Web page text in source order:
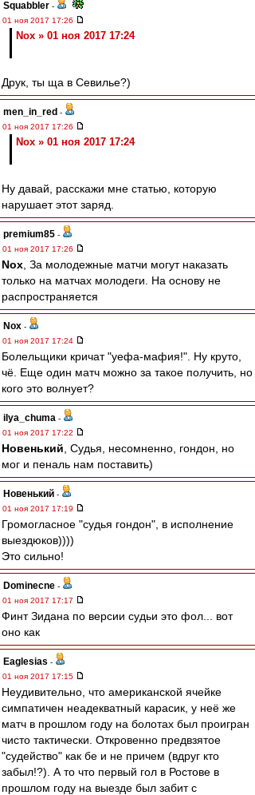
Squabbler -
01 ноя 2017 17:26
Nox » 01 ноя 2017 17:24
Друк, ты ща в Севилье?)
men_in_red -
01 ноя 2017 17:26
Nox » 01 ноя 2017 17:24
Ну давай, расскажи мне статью, которую
нарушает этот заряд.
premium85 -
01 ноя 2017 17:26
Nox , За молодежные матчи могут наказать
только на матчах молодеги. На основу не
распространяется
Nox -
01 ноя 2017 17:24
Болельщики кричат "уефа-мафия!". Ну круто,
чё. Еще один матч можно за такое получить, но
кого это волнует?
ilya_chuma -
01 ноя 2017 17:22
Новенький , Судья, несомненно, гондон, но
мог и пеналь нам поставить)
Новенький -
01 ноя 2017 17:19
Громогласное "судья гондон", в исполнение
выездюков))))
Это сильно!
Dominecne -
01 ноя 2017 17:17
Финт Зидана по версии судьи это фол... вот
оно как
Eaglesias -
01 ноя 2017 17:15
Неудивительно, что американской ячейке
симпатичен неадекватный карасик, у неё же
матч в прошлом году на болотах был проигран
чисто тактически. Откровенно предвзятое
"судейство" как бе и не причем (вдруг кто
забыл!?). А то что первый гол в Ростове в
прошлом году на выезде был забит с